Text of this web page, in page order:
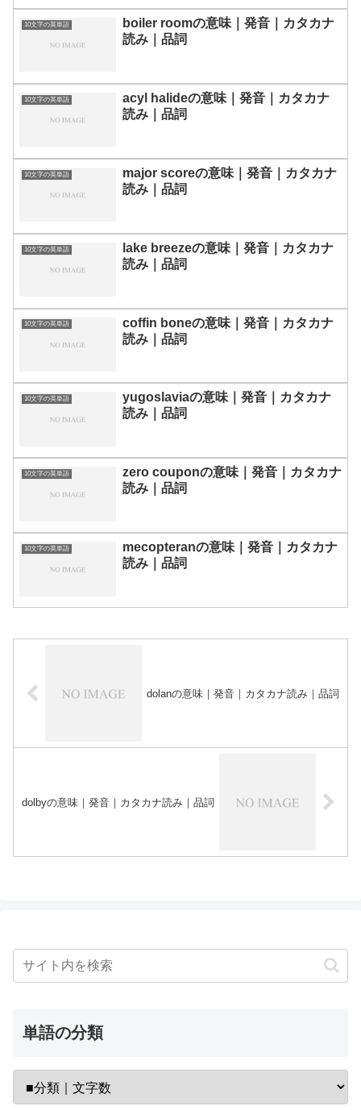
10文字の英単語
boiler roomの意味｜発音｜カタカナ
読み｜品詞
10文字の英単語
acyl halideの意味｜発音｜カタカナ
読み｜品詞
10文字の英単語
major scoreの意味｜発音｜カタカナ
読み｜品詞
10文字の英単語
lake breezeの意味｜発音｜カタカナ
読み｜品詞
10文字の英単語
coffin boneの意味｜発音｜カタカナ
読み｜品詞
10文字の英単語
yugoslaviaの意味｜発音｜カタカナ
読み｜品詞
10文字の英単語
zero couponの意味｜発音｜カタカナ
読み｜品詞
10文字の英単語
mecopteranの意味｜発音｜カタカナ
読み｜品詞
dolanの意味｜発音｜カタカナ読み｜品詞
dolbyの意味｜発音｜カタカナ読み｜品詞
単語の分類